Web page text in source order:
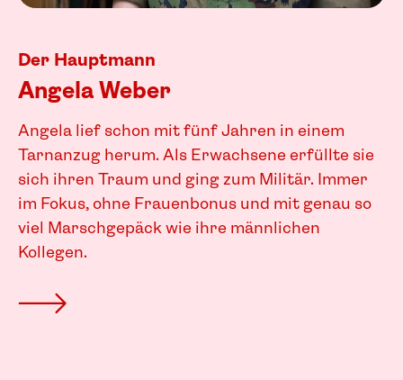
Der Hauptmann
Angela Weber
Angela lief schon mit fünf Jahren in einem
Tarnanzug herum. Als Erwachsene erfüllte sie
sich ihren Traum und ging zum Militär. Immer
im Fokus, ohne Frauenbonus und mit genau so
viel Marschgepäck wie ihre männlichen
Kollegen.